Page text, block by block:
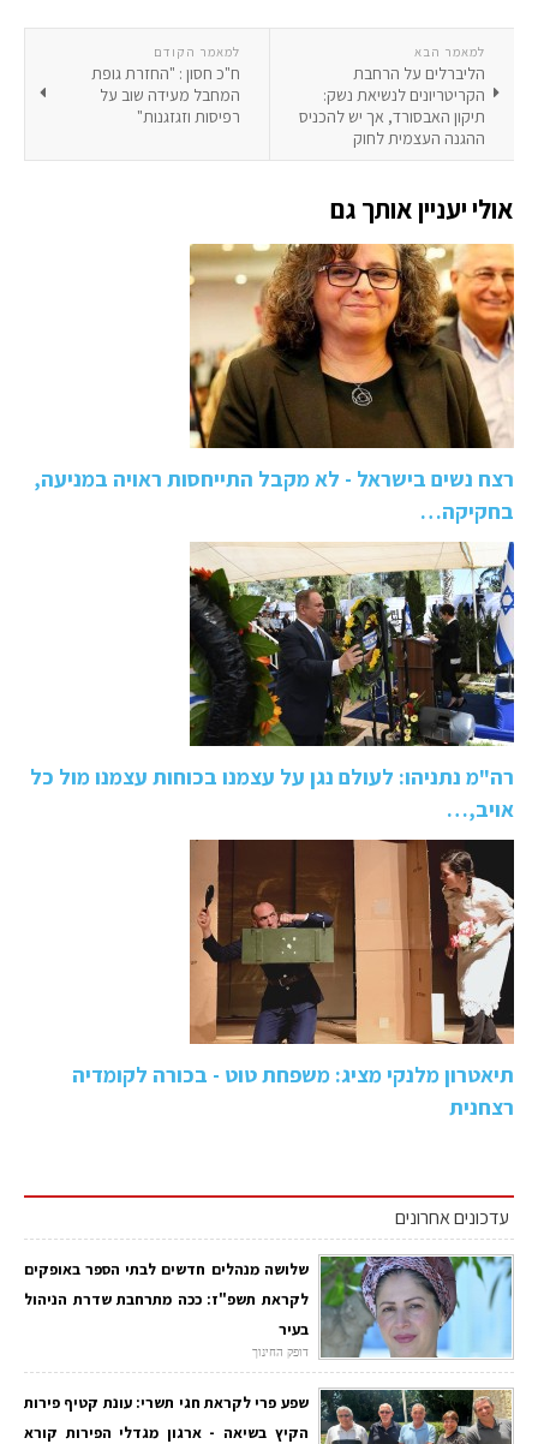
למאמר הקודם
ח"כ חסון : "החזרת גופת
המחבל מעידה שוב על
רפיסות וזגזגנות"
למאמר הבא
הליברלים על הרחבת
הקריטריונים לנשיאת נשק:
תיקון האבסורד, אך יש להכניס
ההגנה העצמית לחוק
אולי יעניין אותך גם
רצח נשים בישראל - לא מקבל התייחסות ראויה במניעה,
בחקיקה…
רה"מ נתניהו: לעולם נגן על עצמנו בכוחות עצמנו מול כל
אויב,…
תיאטרון מלנקי מציג: משפחת טוט - בכורה לקומדיה
רצחנית
עדכונים אחרונים
שלושה מנהלים חדשים לבתי הספר באופקים
לקראת תשפ"ז: ככה מתרחבת שדרת הניהול
בעיר
דופק החינוך
שפע פרי לקראת חגי תשרי: עונת קטיף פירות
הקיץ בשיאה - ארגון מגדלי הפירות קורא